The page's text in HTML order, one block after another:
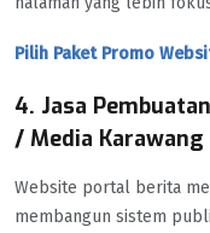
Pilih Paket Promo
4. Jasa
/ Media Karawang
Website portal berita
membangun sistem